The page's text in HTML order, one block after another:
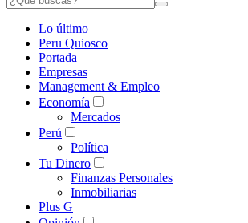
Lo último
Peru Quiosco
Portada
Empresas
Management & Empleo
Economía
Mercados
Perú
Política
Tu Dinero
Finanzas Personales
Inmobiliarias
Plus G